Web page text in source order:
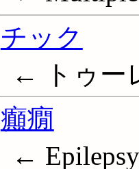
チック
← トゥー
癲癇
← Epilepsy